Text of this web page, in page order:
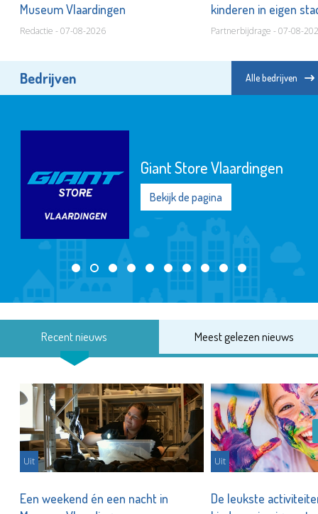
Museum Vlaardingen
Redactie - 07-08-2026
kinderen in eigen
Partnerbijdrage - 07-08-
Bedrijven Alle bedrijven
Giant Store Vlaardingen
Bekijk de pagina
Recent nieuws Meest gelezen nieuws
Uit
Een weekend én een nacht in
Uit
De leukste